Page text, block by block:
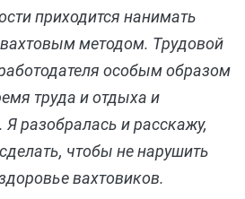
приходится нанимать
методом. Трудовой
особым образом
труда и отдыха и
Я разобралась и расскажу,
чтобы не нарушить
вахтовиков.